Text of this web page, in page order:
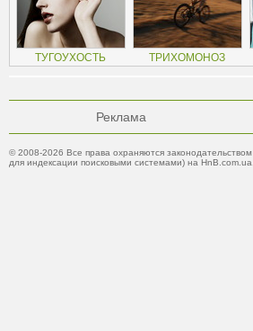
ТУГОУХОСТЬ ТРИХОМОНОЗ
Реклама
© 2008-2026 Все права охраняются
для индексации поисковыми системами) на HnB.com.ua.